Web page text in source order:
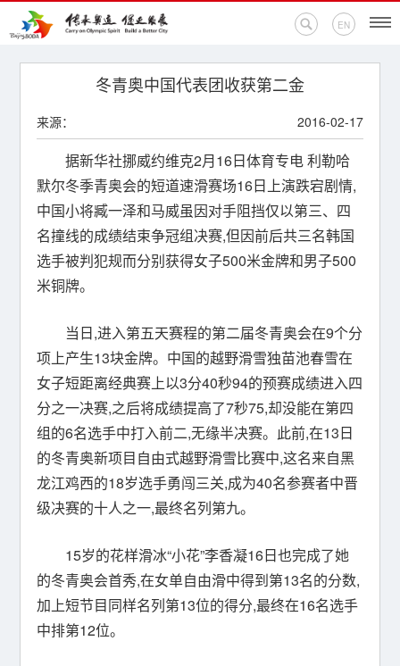
EN
新闻中心
活动专题
奥运百科
奥促机构
联系我们
冬青奥中国代表团收获第二金
来源： 2016-02-17
据新华社挪威约维克2月16日体育专电 利勒哈
默尔冬季青奥会的短道速滑赛场16日上演跌宕剧情,
中国小将臧一泽和马威虽因对手阻挡仅以第三、四
名撞线的成绩结束争冠组决赛,但因前后共三名韩国
选手被判犯规而分别获得女子500米金牌和男子500
米铜牌。
当日,进入第五天赛程的第二届冬青奥会在9个分
项上产生13块金牌。中国的越野滑雪独苗池春雪在
女子短距离经典赛上以3分40秒94的预赛成绩进入四
分之一决赛,之后将成绩提高了7秒75,却没能在第四
组的6名选手中打入前二,无缘半决赛。此前,在13日
的冬青奥新项目自由式越野滑雪比赛中,这名来自黑
龙江鸡西的18岁选手勇闯三关,成为40名参赛者中晋
级决赛的十人之一,最终名列第九。
15岁的花样滑冰“小花”李香凝16日也完成了她
的冬青奥会首秀,在女单自由滑中得到第13名的分数,
加上短节目同样名列第13位的得分,最终在16名选手
中排第12位。